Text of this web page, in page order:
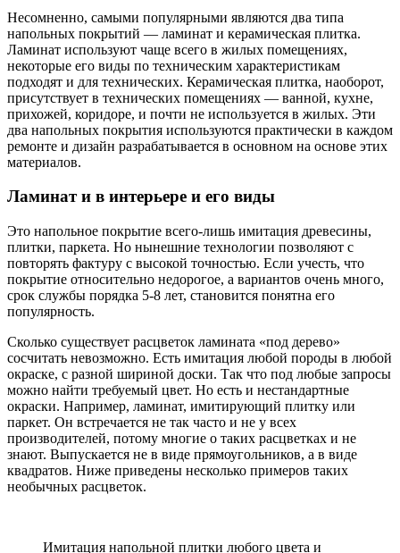
Несомненно, самыми популярными являются два типа
напольных покрытий — ламинат и керамическая плитка.
Ламинат используют чаще всего в жилых помещениях,
некоторые его виды по техническим характеристикам
подходят и для технических. Керамическая плитка, наоборот,
присутствует в технических помещениях — ванной, кухне,
прихожей, коридоре, и почти не используется в жилых. Эти
два напольных покрытия используются практически в каждом
ремонте и дизайн разрабатывается в основном на основе этих
материалов.
Ламинат и в интерьере и его виды
Это напольное покрытие всего-лишь имитация древесины,
плитки, паркета. Но нынешние технологии позволяют с
повторять фактуру с высокой точностью. Если учесть, что
покрытие относительно недорогое, а вариантов очень много,
срок службы порядка 5-8 лет, становится понятна его
популярность.
Сколько существует расцветок ламината «под дерево»
сосчитать невозможно. Есть имитация любой породы в любой
окраске, с разной шириной доски. Так что под любые запросы
можно найти требуемый цвет. Но есть и нестандартные
окраски. Например, ламинат, имитирующий плитку или
паркет. Он встречается не так часто и не у всех
производителей, потому многие о таких расцветках и не
знают. Выпускается не в виде прямоугольников, а в виде
квадратов. Ниже приведены несколько примеров таких
необычных расцветок.
Имитация напольной плитки любого цвета и